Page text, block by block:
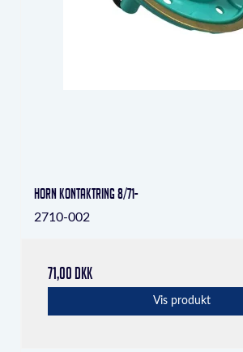
Horn kontaktring 8/71-
2710-002
71,00 DKK
Vis produkt